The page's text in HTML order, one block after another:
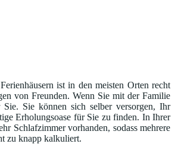
ist in den meisten Orten recht
von Freunden. Wenn Sie mit der Familie
Sie können sich selber versorgen, Ihr
Erholungsoase für Sie zu finden. In Ihrer
Schlafzimmer vorhanden, sodass mehrere
zu knapp kalkuliert.